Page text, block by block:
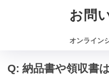
お問
オンライン
Q: 納品書や領収書